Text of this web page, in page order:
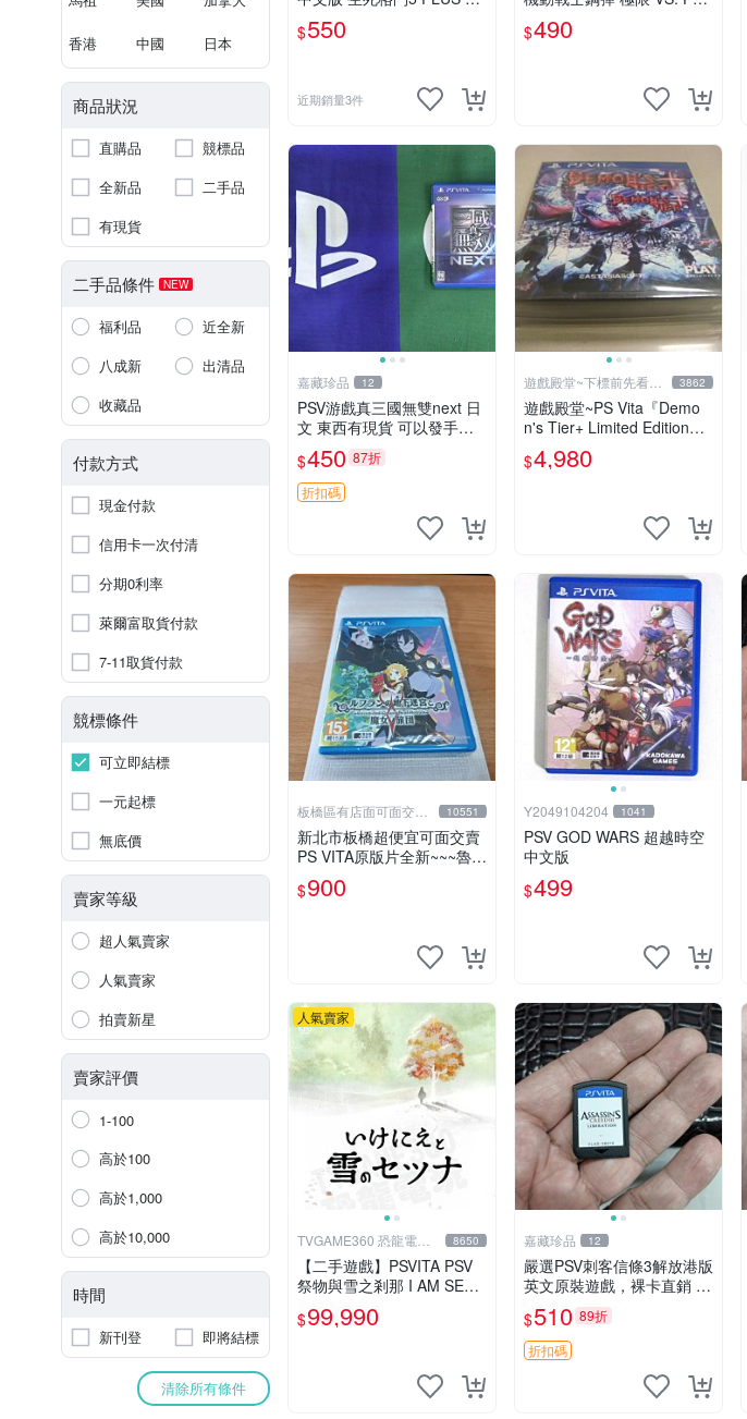
香港 中國 日本
商品狀況
直購品
競標品
全新品
二手品
有現貨
二手品條件 NEW
福利品
近全新
八成新
出清品
收藏品
付款方式
現金付款
信用卡一次付清
分期0利率
萊爾富取貨付款
7-11取貨付款
競標條件
可立即結標
一元起標
無底價
賣家等級
超人氣賣家
人氣賣家
拍賣新星
賣家評價
1-100
高於100
高於1,000
高於10,000
時間
新刊登 即將結標
清除所有條件
ad or Alive 5(遊戲都有回收)
$550
近期銷量3件
RCE
$490
嘉藏珍品 12
PSV游戲真三國無雙next 日
文 東西有現貨 可以發手物
品 無質量問題售不退不換
$450 87折
折扣碼
遊戲殿堂~下標前先看賣
場關於我
3862
遊戲殿堂~PS Vita『Demo
n's Tier+ Limited Edition』
全新稀有實體片-全球限量1
500片
$4,980
板橋區有店面可面交高
價回收電玩
10551
新北市板橋超便宜可面交賣
PS VITA原版片全新~~~魯弗
蘭的地下迷宮與魔女的旅團
~~~便宜賣
$900
Y2049104204 1041
PSV GOD WARS 超越時空
中文版
$499
人氣賣家
TVGAME360 恐龍電玩- 8650
【二手遊戲】PSVITA PSV
祭物與雪之剎那 I AM SETS
UN 日文版【台中恐龍電
玩】
$99,990
嘉藏珍品 12
嚴選PSV刺客信條3解放港版
英文原裝遊戲，裸卡直銷 刺
客信條3 游戲 港版游戲
$510 89折
折扣碼